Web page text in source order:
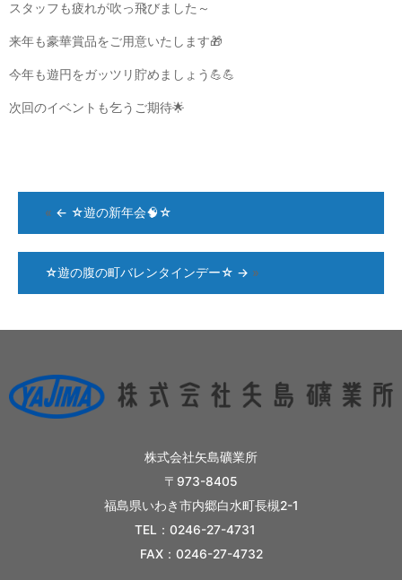
スタッフも疲れが吹っ飛びました～
来年も豪華賞品をご用意いたします🎁
今年も遊円をガッツリ貯めましょう💪💪
次回のイベントも乞うご期待🌟
« ← ☆遊の新年会🧠☆
☆遊の腹の町バレンタインデー☆ → »
株式会社矢島礦業所
〒973-8405
福島県いわき市内郷白水町長槻2-1
TEL：0246-27-4731
FAX：0246-27-4732